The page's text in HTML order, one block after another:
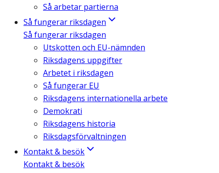
Så arbetar partierna
Så fungerar riksdagen
Så fungerar riksdagen
Utskotten och EU-nämnden
Riksdagens uppgifter
Arbetet i riksdagen
Så fungerar EU
Riksdagens internationella arbete
Demokrati
Riksdagens historia
Riksdagsförvaltningen
Kontakt & besök
Kontakt & besök